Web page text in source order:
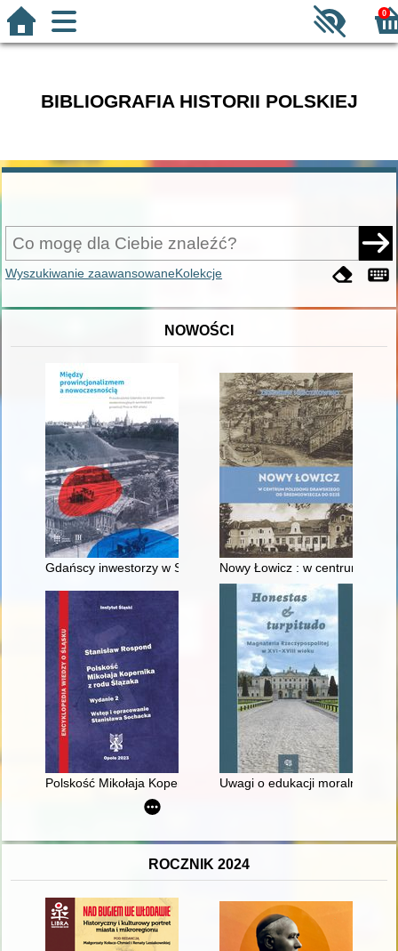
0
BIBLIOGRAFIA HISTORII POLSKIEJ
Wyszukiwanie zaawansowaneKolekcje
NOWOŚCI
Gdańscy inwestorzy w Sopocie : prestiż finansowy i
Nowy Łowicz : w centrum
Polskość Mikołaja Kopernika z rodu ŚlązakaUwagi o edukacji moralnej
ROCZNIK 2024